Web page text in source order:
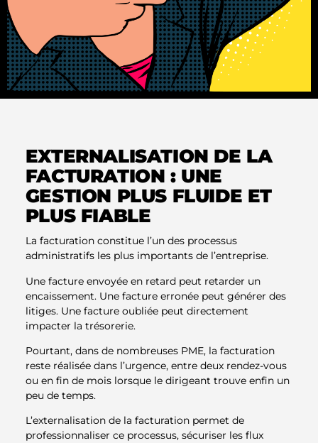
EXTERNALISATION DE LA
FACTURATION : UNE
GESTION PLUS FLUIDE ET
PLUS FIABLE
La facturation constitue l’un des processus
administratifs les plus importants de l’entreprise.
Une facture envoyée en retard peut retarder un
encaissement. Une facture erronée peut générer des
litiges. Une facture oubliée peut directement
impacter la trésorerie.
Pourtant, dans de nombreuses PME, la facturation
reste réalisée dans l’urgence, entre deux rendez-vous
ou en fin de mois lorsque le dirigeant trouve enfin un
peu de temps.
L’externalisation de la facturation permet de
professionnaliser ce processus, sécuriser les flux